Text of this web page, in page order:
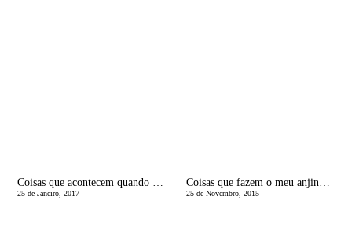
Coisas que acontecem quando sÃ£o os pais a levÃ¡-los Ã escola
25 de Janeiro, 2017
Coisas que fazem o meu anjinho de dois anos chorar
25 de Novembro, 2015